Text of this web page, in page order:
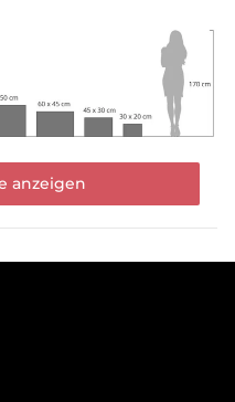
anzeigen